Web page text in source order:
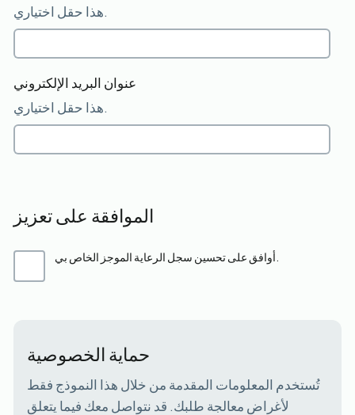
هذا حقل اختياري.
عنوان البريد الإلكتروني
هذا حقل اختياري.
الموافقة على تعزيز
حماية الخصوصية
تُستخدم المعلومات المقدمة من خلال هذا النموذج فقط
لأغراض معالجة طلبك. قد نتواصل معك فيما يتعلق